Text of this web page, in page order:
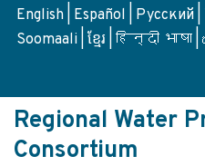
SkipEnglish Español Русский
Soomaali ខ្មែរ हिन्दी भाषा
Regional Water
Consortium